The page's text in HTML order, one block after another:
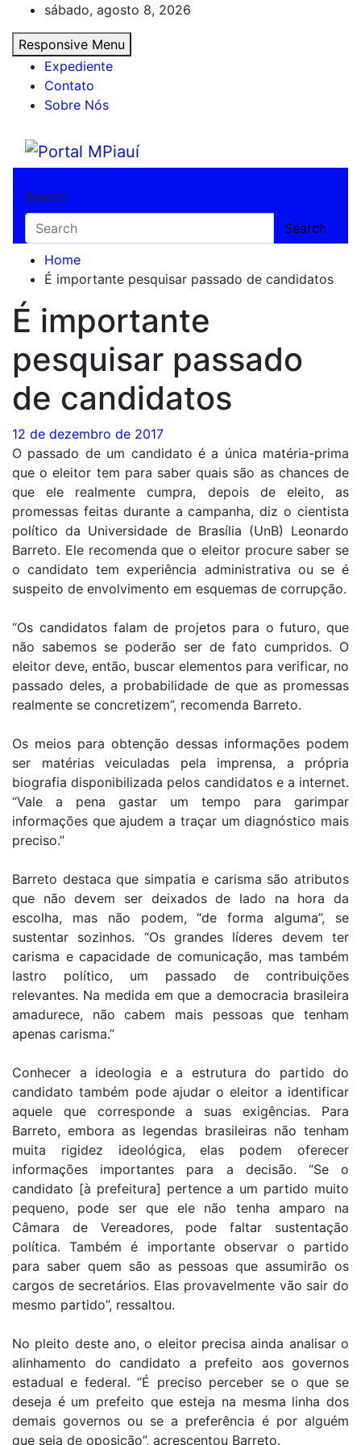
content
sábado, agosto 8, 2026
Responsive Menu
Expediente
Contato
Sobre Nós
Portal MPiauí
Search
Search
Home
É importante pesquisar passado de candidatos
É importante
pesquisar passado
de candidatos
12 de dezembro de 2017
O passado de um candidato é a única matéria-prima
que o eleitor tem para saber quais são as chances de
que ele realmente cumpra, depois de eleito, as
promessas feitas durante a campanha, diz o cientista
político da Universidade de Brasília (UnB) Leonardo
Barreto. Ele recomenda que o eleitor procure saber se
o candidato tem experiência administrativa ou se é
suspeito de envolvimento em esquemas de corrupção.
“Os candidatos falam de projetos para o futuro, que
não sabemos se poderão ser de fato cumpridos. O
eleitor deve, então, buscar elementos para verificar, no
passado deles, a probabilidade de que as promessas
realmente se concretizem”, recomenda Barreto.
Os meios para obtenção dessas informações podem
ser matérias veiculadas pela imprensa, a própria
biografia disponibilizada pelos candidatos e a internet.
“Vale a pena gastar um tempo para garimpar
informações que ajudem a traçar um diagnóstico mais
preciso.”
Barreto destaca que simpatia e carisma são atributos
que não devem ser deixados de lado na hora da
escolha, mas não podem, “de forma alguma”, se
sustentar sozinhos. “Os grandes líderes devem ter
carisma e capacidade de comunicação, mas também
lastro político, um passado de contribuições
relevantes. Na medida em que a democracia brasileira
amadurece, não cabem mais pessoas que tenham
apenas carisma.”
Conhecer a ideologia e a estrutura do partido do
candidato também pode ajudar o eleitor a identificar
aquele que corresponde a suas exigências. Para
Barreto, embora as legendas brasileiras não tenham
muita rigidez ideológica, elas podem oferecer
informações importantes para a decisão. “Se o
candidato [à prefeitura] pertence a um partido muito
pequeno, pode ser que ele não tenha amparo na
Câmara de Vereadores, pode faltar sustentação
política. Também é importante observar o partido
para saber quem são as pessoas que assumirão os
cargos de secretários. Elas provavelmente vão sair do
mesmo partido”, ressaltou.
No pleito deste ano, o eleitor precisa ainda analisar o
alinhamento do candidato a prefeito aos governos
estadual e federal. “É preciso perceber se o que se
deseja é um prefeito que esteja na mesma linha dos
demais governos ou se a preferência é por alguém
que seja de oposição”, acrescentou Barreto.